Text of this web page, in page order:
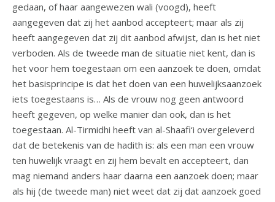
gedaan, of haar aangewezen wali (voogd), heeft
aangegeven dat zij het aanbod accepteert; maar als zij
heeft aangegeven dat zij dit aanbod afwijst, dan is het niet
verboden. Als de tweede man de situatie niet kent, dan is
het voor hem toegestaan om een aanzoek te doen, omdat
het basisprincipe is dat het doen van een huwelijksaanzoek
iets toegestaans is… Als de vrouw nog geen antwoord
heeft gegeven, op welke manier dan ook, dan is het
toegestaan. Al-Tirmidhi heeft van al-Shaafi‘i overgeleverd
dat de betekenis van de hadith is: als een man een vrouw
ten huwelijk vraagt en zij hem bevalt en accepteert, dan
mag niemand anders haar daarna een aanzoek doen; maar
als hij (de tweede man) niet weet dat zij dat aanzoek goed